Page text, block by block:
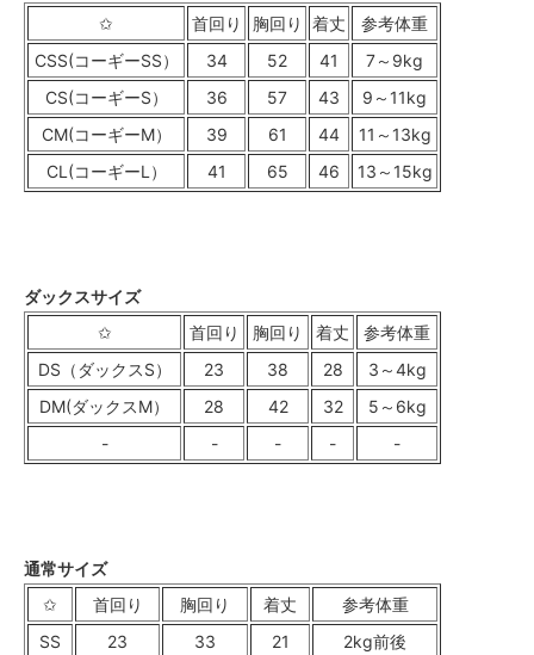
✩ 首回り 胸回り 着丈
参考体重
CSS(コーギーSS）
34 52 41
7～9kg
CS(コーギーS）
36 57 43
9～11kg
CM(コーギーM）
39 61 44
11～13kg
CL(コーギーL）
41 65 46 13～15kg
ダックスサイズ
✩
首回り 胸回り 着丈
参考体重
DS（ダックスS）
23 38 28
3～4kg
DM(ダックスM）
28 42 32
5～6kg
-
- - - -
通常サイズ
✩
首回り 胸回り 着丈
参考体重
SS
23 33 21
2kg前後